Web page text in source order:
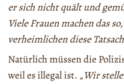
er sich nicht quält und
Viele Frauen machen das
verheimlichen diese
Natürlich müssen die
weil es illegal ist. „Wir